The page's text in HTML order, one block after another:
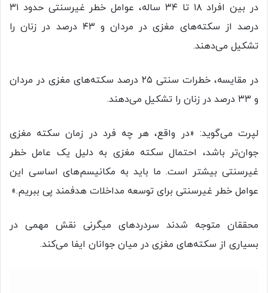
در بین افراد ۱۸ تا ۳۴ ساله، عوامل خطر غیرسنتی حدود ۳۱
درصد از سکته‌های مغزی در مردان و ۴۳ درصد در زنان را
تشکیل می‌دهند.
در مقایسه، خطرات سنتی ۲۵ درصد سکته‌های مغزی در مردان
و ۳۳ درصد در زنان را تشکیل می‌دهند.
لپرت می‌گوید: «در واقع، هر چه فرد در زمان سکته مغزی
جوان‌تر باشد، احتمال سکته مغزی به دلیل یک عامل خطر
غیرسنتی بیشتر است. ما باید به مکانیسم‌های اساسی این
عوامل خطر غیرسنتی برای توسعه مداخلات هدفمند پی ببریم.»
محققان متوجه شدند سردردهای میگرنی نقش مهمی در
بسیاری از سکته‌های مغزی در میان جوانان ایفا می‌کند.